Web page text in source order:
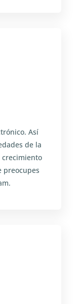
Así
de la
crecimiento
preocupes